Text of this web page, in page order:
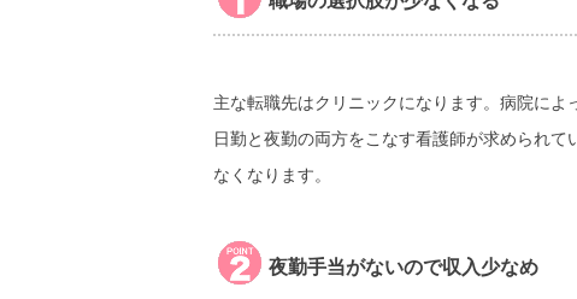
主な転職先はクリニックになります。病院に
日勤と夜勤の両方をこなす看護師が求められ
なくなります。
夜勤手当がないので収入少なめ